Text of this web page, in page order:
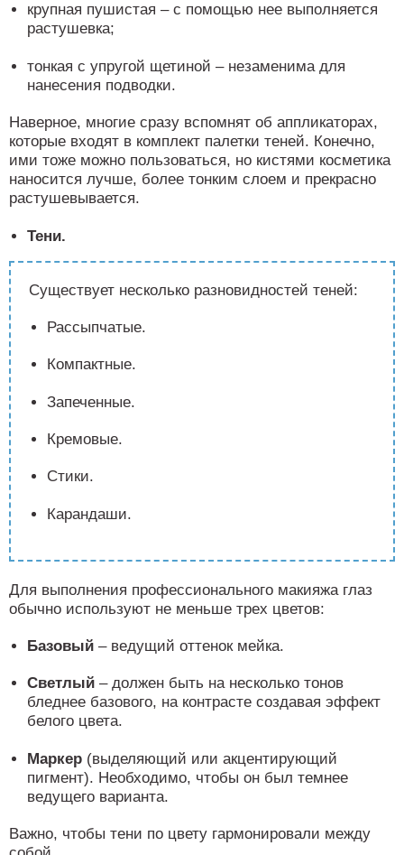
крупная пушистая – с помощью нее выполняется
растушевка;
тонкая с упругой щетиной – незаменима для
нанесения подводки.
Наверное, многие сразу вспомнят об аппликаторах,
которые входят в комплект палетки теней. Конечно,
ими тоже можно пользоваться, но кистями косметика
наносится лучше, более тонким слоем и прекрасно
растушевывается.
Тени.
Существует несколько разновидностей теней:
Рассыпчатые.
Компактные.
Запеченные.
Кремовые.
Стики.
Карандаши.
Для выполнения профессионального макияжа глаз
обычно используют не меньше трех цветов:
Базовый – ведущий оттенок мейка.
Светлый – должен быть на несколько тонов
бледнее базового, на контрасте создавая эффект
белого цвета.
Маркер (выделяющий или акцентирующий
пигмент). Необходимо, чтобы он был темнее
ведущего варианта.
Важно, чтобы тени по цвету гармонировали между